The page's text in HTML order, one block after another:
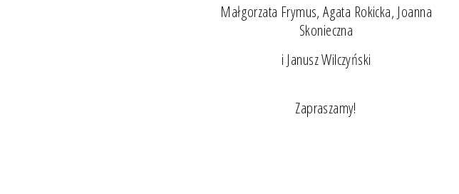
Małgorzata Frymus, Agata Rokicka, Joanna
Skonieczna
i Janusz Wilczyński
Zapraszamy!